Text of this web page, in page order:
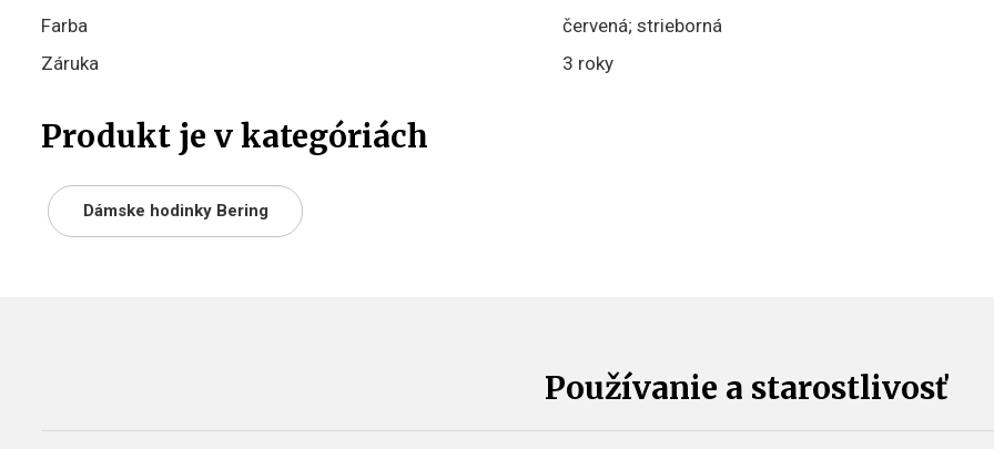
Farba
červená; strieborná
Záruka
3 roky
Produkt je v kategóriách
Dámske hodinky Bering
Používanie a starostlivosť